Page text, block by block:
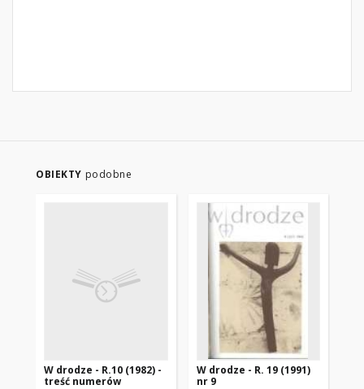
OBIEKTY podobne
W drodze - R.10 (1982) -
treść numerów
W drodze - R. 19 (1991)
nr 9